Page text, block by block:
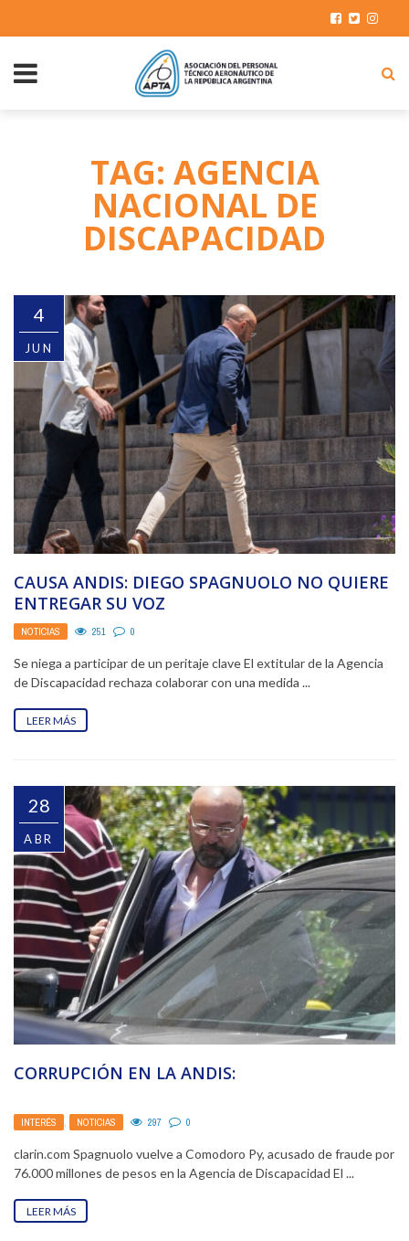
TAG: AGENCIA
NACIONAL DE
DISCAPACIDAD
4
JUN
CAUSA ANDIS: DIEGO SPAGNUOLO NO QUIERE
ENTREGAR SU VOZ
NOTICIAS 251 0
Se niega a participar de un peritaje clave El extitular de la Agencia
de Discapacidad rechaza colaborar con una medida ...
LEER MÁS
28
ABR
CORRUPCIÓN EN LA ANDIS:
INTERÉS , NOTICIAS 297 0
clarin.com Spagnuolo vuelve a Comodoro Py, acusado de fraude por
76.000 millones de pesos en la Agencia de Discapacidad El ...
LEER MÁS